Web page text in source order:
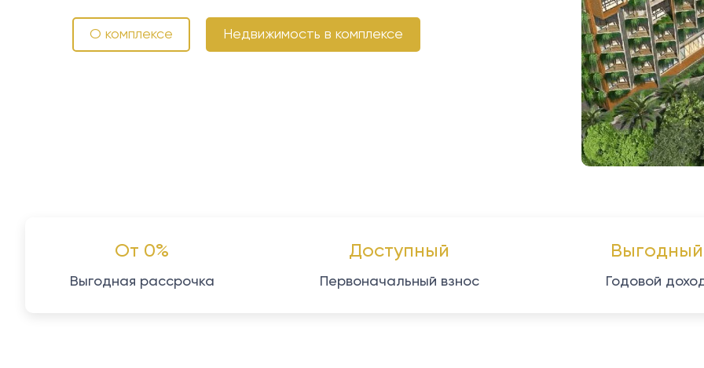
О комплексе Недвижимость в комплексе
От 0%
Выгодная рассрочка
Доступный
Первоначальный взнос
Выгодный
Годовой